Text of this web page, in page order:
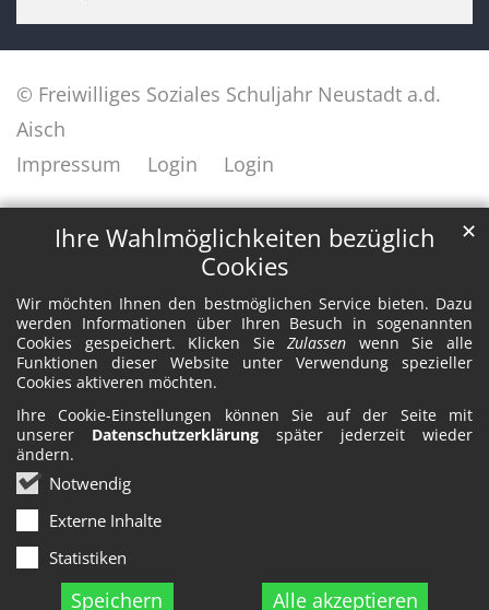
Ihre Wahlmöglichkeiten bezüglich
Cookies
Wir möchten Ihnen den bestmöglichen Service bieten. Dazu
werden Informationen über Ihren Besuch in sogenannten
Cookies gespeichert. Klicken SieZulassen wenn Sie alle
Funktionen dieser Website unter Verwendung spezieller
Cookies aktiveren möchten.
Ihre Cookie-Einstellungen können Sie auf der Seite mit
unserer Datenschutzerklärung später jederzeit wieder
ändern.
Notwendig
Externe Inhalte
Statistiken
Speichern Alle akzeptieren
✕
© Freiwilliges Soziales Schuljahr Neustadt a.d.
Aisch
Impressum
Login Login